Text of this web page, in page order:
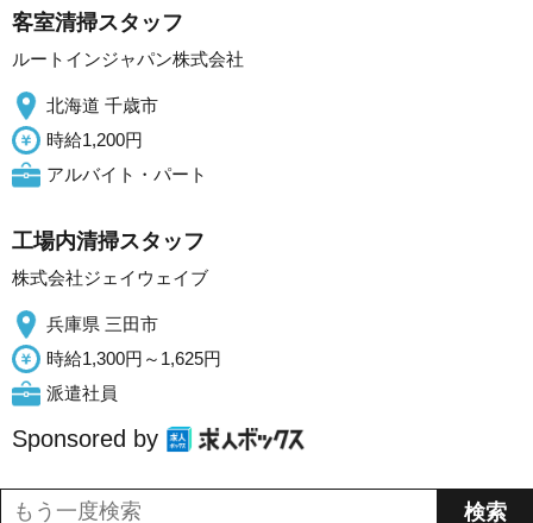
客室清掃スタッフ
ルートインジャパン株式会社
北海道 千歳市
時給1,200円
アルバイト・パート
工場内清掃スタッフ
株式会社ジェイウェイブ
兵庫県 三田市
時給1,300円～1,625円
派遣社員
Sponsored by